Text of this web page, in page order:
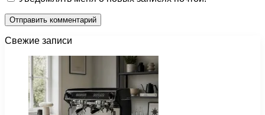
Свежие записи